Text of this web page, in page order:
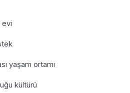
evi
yaşam ortamı
kültürü